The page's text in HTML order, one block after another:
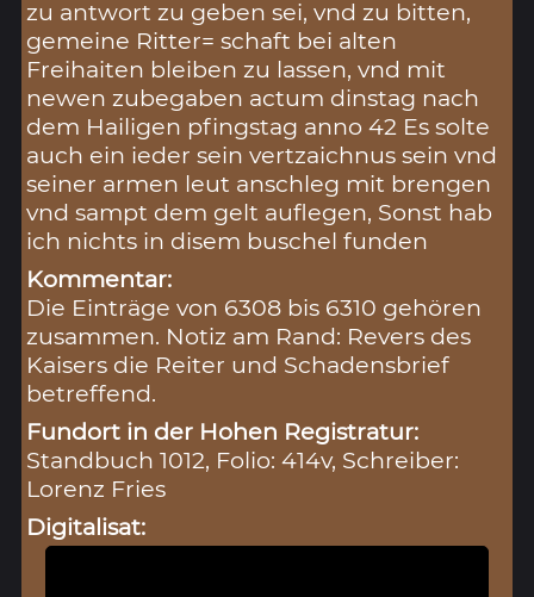
zu antwort zu geben sei, vnd zu bitten,
gemeine Ritter= schaft bei alten
Freihaiten bleiben zu lassen, vnd mit
newen zubegaben actum dinstag nach
dem Hailigen pfingstag anno 42 Es solte
auch ein ieder sein vertzaichnus sein vnd
seiner armen leut anschleg mit brengen
vnd sampt dem gelt auflegen, Sonst hab
ich nichts in disem buschel funden
Kommentar:
Die Einträge von 6308 bis 6310 gehören
zusammen. Notiz am Rand: Revers des
Kaisers die Reiter und Schadensbrief
betreffend.
Fundort in der Hohen Registratur:
Standbuch 1012, Folio: 414v, Schreiber:
Lorenz Fries
Digitalisat: